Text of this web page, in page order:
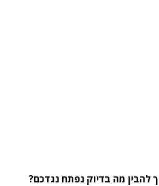
מה בדיוק נפתח נגדכם?